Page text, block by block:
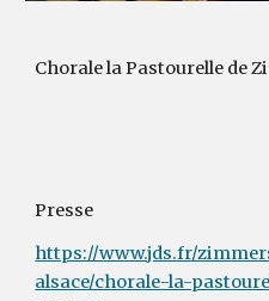
Chorale la Pastourelle de
Presse
https://www.jds.fr/
alsace/chorale-la-